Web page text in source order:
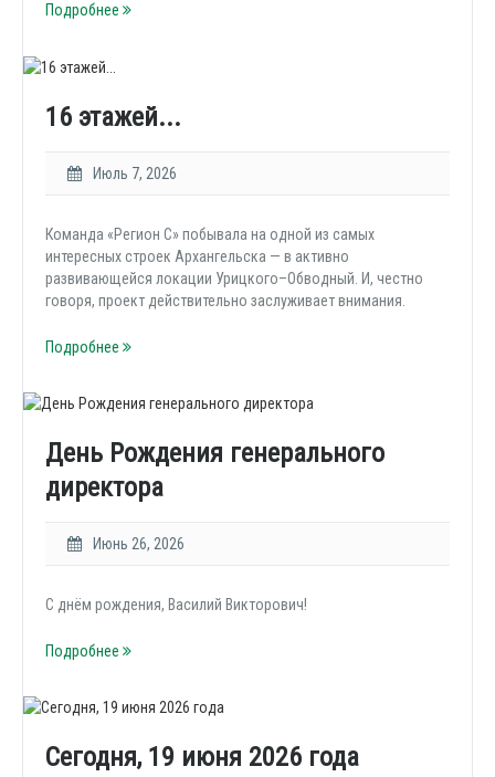
Подробнее
16 этажей...
Июль 7, 2026
Команда «Регион С» побывала на одной из самых
интересных строек Архангельска — в активно
развивающейся локации Урицкого–Обводный. И, честно
говоря, проект действительно заслуживает внимания.
Подробнее
День Рождения генерального
директора
Июнь 26, 2026
С днём рождения, Василий Викторович!
Подробнее
Сегодня, 19 июня 2026 года